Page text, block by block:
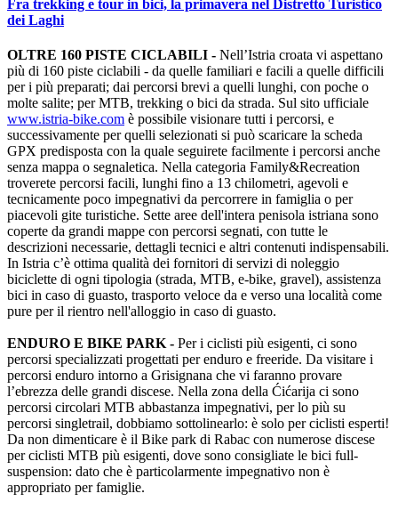
Fra trekking e tour in bici, la primavera nel Distretto Turistico
dei Laghi
OLTRE 160 PISTE CICLABILI - Nell’Istria croata vi aspettano
più di 160 piste ciclabili - da quelle familiari e facili a quelle difficili
per i più preparati; dai percorsi brevi a quelli lunghi, con poche o
molte salite; per MTB, trekking o bici da strada. Sul sito ufficiale
www.istria-bike.com è possibile visionare tutti i percorsi, e
successivamente per quelli selezionati si può scaricare la scheda
GPX predisposta con la quale seguirete facilmente i percorsi anche
senza mappa o segnaletica. Nella categoria Family&Recreation
troverete percorsi facili, lunghi fino a 13 chilometri, agevoli e
tecnicamente poco impegnativi da percorrere in famiglia o per
piacevoli gite turistiche. Sette aree dell'intera penisola istriana sono
coperte da grandi mappe con percorsi segnati, con tutte le
descrizioni necessarie, dettagli tecnici e altri contenuti indispensabili.
In Istria c’è ottima qualità dei fornitori di servizi di noleggio
biciclette di ogni tipologia (strada, MTB, e-bike, gravel), assistenza
bici in caso di guasto, trasporto veloce da e verso una località come
pure per il rientro nell'alloggio in caso di guasto.
ENDURO E BIKE PARK - Per i ciclisti più esigenti, ci sono
percorsi specializzati progettati per enduro e freeride. Da visitare i
percorsi enduro intorno a Grisignana che vi faranno provare
l’ebrezza delle grandi discese. Nella zona della Ćićarija ci sono
percorsi circolari MTB abbastanza impegnativi, per lo più su
percorsi singletrail, dobbiamo sottolinearlo: è solo per ciclisti esperti!
Da non dimenticare è il Bike park di Rabac con numerose discese
per ciclisti MTB più esigenti, dove sono consigliate le bici full-
suspension: dato che è particolarmente impegnativo non è
appropriato per famiglie.